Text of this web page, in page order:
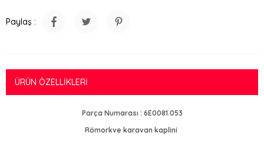
Paylaş :
ÜRÜN ÖZELLIKLERI
Parça Numarası : 6E0081.053
Römorkve karavan kaplini